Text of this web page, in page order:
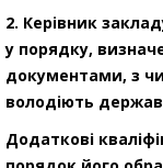
2. Керівник
у порядку,
документами, з
володіють
Додаткові